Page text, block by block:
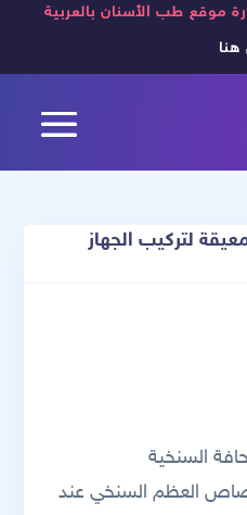
موقع طب الأسنان بالعربية
لتركيب الجهاز
العظم السنخي عند